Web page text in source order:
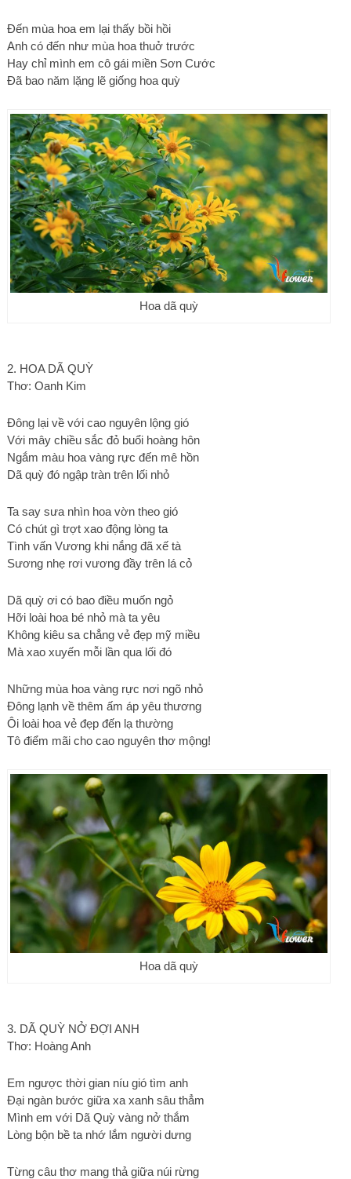
Đến mùa hoa em lại thấy bồi hồi
Anh có đến như mùa hoa thuở trước
Hay chỉ mình em cô gái miền Sơn Cước
Đã bao năm lặng lẽ giống hoa quỳ
Hoa dã quỳ
2. HOA DÃ QUỲ
Thơ: Oanh Kim
Đông lại về với cao nguyên lộng gió
Với mây chiều sắc đỏ buổi hoàng hôn
Ngắm màu hoa vàng rực đến mê hồn
Dã quỳ đó ngập tràn trên lối nhỏ
Ta say sưa nhìn hoa vờn theo gió
Có chút gì trợt xao động lòng ta
Tình vấn Vương khi nắng đã xế tà
Sương nhẹ rơi vương đầy trên lá cỏ
Dã quỳ ơi có bao điều muốn ngỏ
Hỡi loài hoa bé nhỏ mà ta yêu
Không kiêu sa chẳng vẻ đẹp mỹ miều
Mà xao xuyến mỗi lần qua lối đó
Những mùa hoa vàng rực nơi ngõ nhỏ
Đông lạnh về thêm ấm áp yêu thương
Ôi loài hoa vẻ đẹp đến lạ thường
Tô điểm mãi cho cao nguyên thơ mộng!
Hoa dã quỳ
3. DÃ QUỲ NỞ ĐỢI ANH
Thơ: Hoàng Anh
Em ngược thời gian níu gió tìm anh
Đại ngàn bước giữa xa xanh sâu thẳm
Mình em với Dã Quỳ vàng nở thắm
Lòng bộn bề ta nhớ lắm người dưng
Từng câu thơ mang thả giữa núi rừng